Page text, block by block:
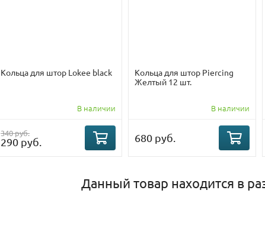
Кольца для штор Lokee black
В наличии
340 руб.
290 руб.
Кольца для штор Piercing
Желтый 12 шт.
В наличии
680 руб.
Данный товар находится в